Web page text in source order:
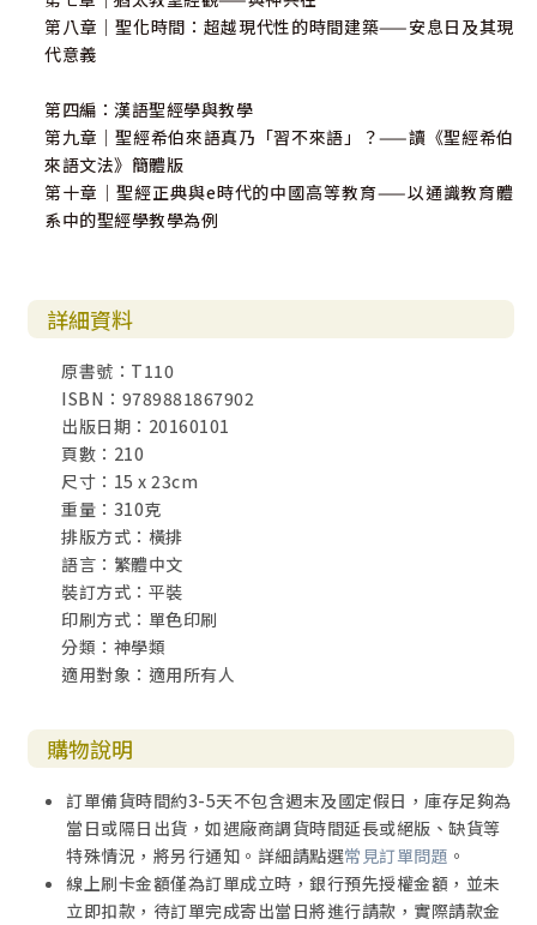
第八章｜聖化時間：超越現代性的時間建築——安息日及其現
代意義
第四編：漢語聖經學與教學
第九章｜聖經希伯來語真乃「習不來語」？——讀《聖經希伯
來語文法》簡體版
第十章｜聖經正典與e時代的中國高等教育——以通識教育體
系中的聖經學教學為例
詳細資料
原書號：T110
ISBN：9789881867902
出版日期：20160101
頁數：210
尺寸：15 x 23cm
重量：310克
排版方式：橫排
語言：繁體中文
裝訂方式：平裝
印刷方式：單色印刷
分類：神學類
適用對象：適用所有人
購物說明
訂單備貨時間約3-5天不包含週末及國定假日，庫存足夠為
當日或隔日出貨，如遇廠商調貨時間延長或絕版、缺貨等
特殊情況，將另行通知。詳細請點選常見訂單問題 。
線上刷卡金額僅為訂單成立時，銀行預先授權金額，並未
立即扣款，待訂單完成寄出當日將進行請款，實際請款金